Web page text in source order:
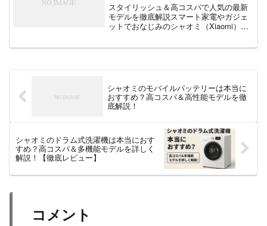
スタイリッシュ＆高コスパで人気の最新
モデルを徹底解説スマート家電やガジェ
ットでおなじみのシャオミ（Xiaomi）で
シャオミのモバイルバッテリーは本当に
おすすめ？高コスパ＆高性能モデルを徹
底解説！
シャオミのドラム式洗濯機は本当におす
すめ？高コスパ＆多機能モデルを詳しく
解説！【徹底レビュー】
コメント